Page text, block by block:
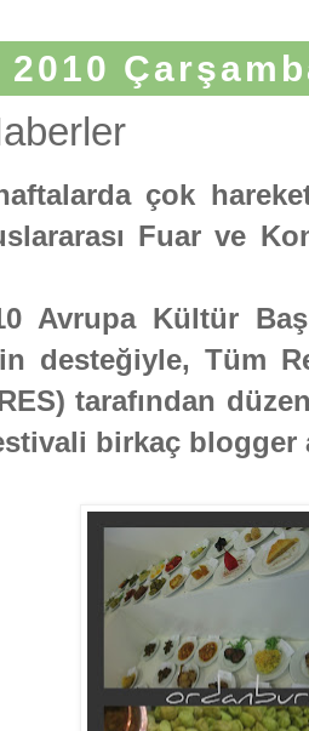
2010
çok
Fuar ve
Avrupa Kültür
desteğiyle, Tüm
tarafından
birkaç